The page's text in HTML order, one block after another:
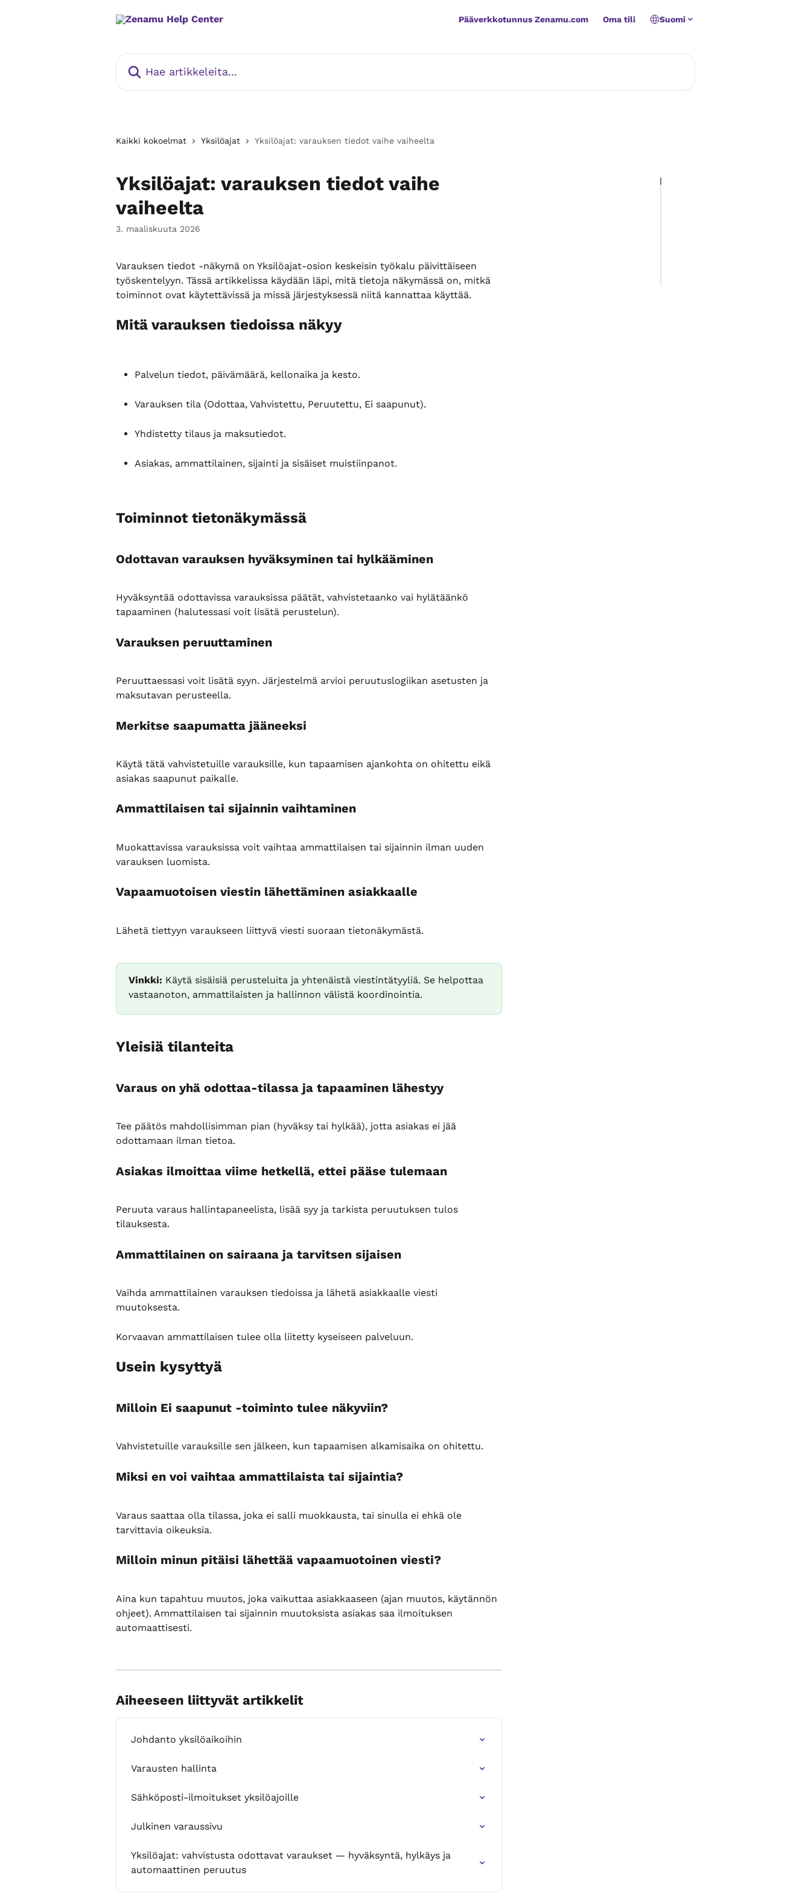
Pääverkkotunnus Zenamu.com Oma tili Suomi
Kaikki kokoelmat Yksilöajat Yksilöajat: varauksen tiedot vaihe vaiheelta
Yksilöajat: varauksen tiedot vaihe
vaiheelta
3. maaliskuuta 2026
Varauksen tiedot -näkymä on Yksilöajat-osion keskeisin työkalu päivittäiseen
työskentelyyn. Tässä artikkelissa käydään läpi, mitä tietoja näkymässä on, mitkä
toiminnot ovat käytettävissä ja missä järjestyksessä niitä kannattaa käyttää.
Mitä varauksen tiedoissa näkyy
Palvelun tiedot, päivämäärä, kellonaika ja kesto.
Varauksen tila (Odottaa, Vahvistettu, Peruutettu, Ei saapunut).
Yhdistetty tilaus ja maksutiedot.
Asiakas, ammattilainen, sijainti ja sisäiset muistiinpanot.
Toiminnot tietonäkymässä
Odottavan varauksen hyväksyminen tai hylkääminen
Hyväksyntää odottavissa varauksissa päätät, vahvistetaanko vai hylätäänkö
tapaaminen (halutessasi voit lisätä perustelun).
Varauksen peruuttaminen
Peruuttaessasi voit lisätä syyn. Järjestelmä arvioi peruutuslogiikan asetusten ja
maksutavan perusteella.
Merkitse saapumatta jääneeksi
Käytä tätä vahvistetuille varauksille, kun tapaamisen ajankohta on ohitettu eikä
asiakas saapunut paikalle.
Ammattilaisen tai sijainnin vaihtaminen
Muokattavissa varauksissa voit vaihtaa ammattilaisen tai sijainnin ilman uuden
varauksen luomista.
Vapaamuotoisen viestin lähettäminen asiakkaalle
Lähetä tiettyyn varaukseen liittyvä viesti suoraan tietonäkymästä.
Vinkki: Käytä sisäisiä perusteluita ja yhtenäistä viestintätyyliä. Se helpottaa
vastaanoton, ammattilaisten ja hallinnon välistä koordinointia.
Yleisiä tilanteita
Varaus on yhä odottaa-tilassa ja tapaaminen lähestyy
Tee päätös mahdollisimman pian (hyväksy tai hylkää), jotta asiakas ei jää
odottamaan ilman tietoa.
Asiakas ilmoittaa viime hetkellä, ettei pääse tulemaan
Peruuta varaus hallintapaneelista, lisää syy ja tarkista peruutuksen tulos
tilauksesta.
Ammattilainen on sairaana ja tarvitsen sijaisen
Vaihda ammattilainen varauksen tiedoissa ja lähetä asiakkaalle viesti
muutoksesta.
Korvaavan ammattilaisen tulee olla liitetty kyseiseen palveluun.
Usein kysyttyä
Milloin Ei saapunut -toiminto tulee näkyviin?
Vahvistetuille varauksille sen jälkeen, kun tapaamisen alkamisaika on ohitettu.
Miksi en voi vaihtaa ammattilaista tai sijaintia?
Varaus saattaa olla tilassa, joka ei salli muokkausta, tai sinulla ei ehkä ole
tarvittavia oikeuksia.
Milloin minun pitäisi lähettää vapaamuotoinen viesti?
Aina kun tapahtuu muutos, joka vaikuttaa asiakkaaseen (ajan muutos, käytännön
ohjeet). Ammattilaisen tai sijainnin muutoksista asiakas saa ilmoituksen
automaattisesti.
Aiheeseen liittyvät artikkelit
Johdanto yksilöaikoihin
Varausten hallinta
Sähköposti-ilmoitukset yksilöajoille
Julkinen varaussivu
Yksilöajat: vahvistusta odottavat varaukset — hyväksyntä, hylkäys ja
automaattinen peruutus